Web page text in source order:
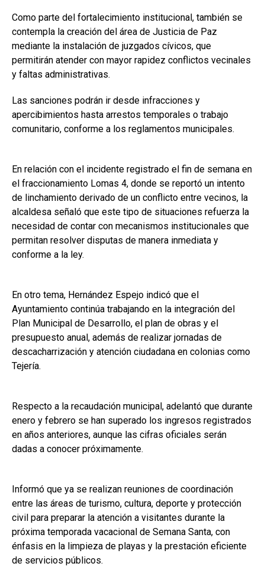
Como parte del fortalecimiento institucional, también se
contempla la creación del área de Justicia de Paz
mediante la instalación de juzgados cívicos, que
permitirán atender con mayor rapidez conflictos vecinales
y faltas administrativas.
Las sanciones podrán ir desde infracciones y
apercibimientos hasta arrestos temporales o trabajo
comunitario, conforme a los reglamentos municipales.
En relación con el incidente registrado el fin de semana en
el fraccionamiento Lomas 4, donde se reportó un intento
de linchamiento derivado de un conflicto entre vecinos, la
alcaldesa señaló que este tipo de situaciones refuerza la
necesidad de contar con mecanismos institucionales que
permitan resolver disputas de manera inmediata y
conforme a la ley.
En otro tema, Hernández Espejo indicó que el
Ayuntamiento continúa trabajando en la integración del
Plan Municipal de Desarrollo, el plan de obras y el
presupuesto anual, además de realizar jornadas de
descacharrización y atención ciudadana en colonias como
Tejería.
Respecto a la recaudación municipal, adelantó que durante
enero y febrero se han superado los ingresos registrados
en años anteriores, aunque las cifras oficiales serán
dadas a conocer próximamente.
Informó que ya se realizan reuniones de coordinación
entre las áreas de turismo, cultura, deporte y protección
civil para preparar la atención a visitantes durante la
próxima temporada vacacional de Semana Santa, con
énfasis en la limpieza de playas y la prestación eficiente
de servicios públicos.